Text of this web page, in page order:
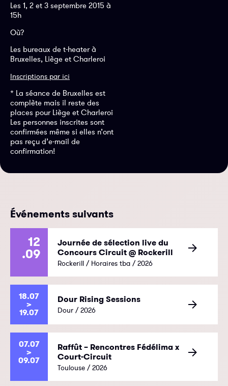
Les 1, 2 et 3 septembre 2015 à
15h
Où?
Les bureaux de t-heater à
Bruxelles, Liège et Charleroi
Inscriptions par ici
* La séance de Bruxelles est
complète mais il reste des
places pour Liège et Charleroi
Les personnes inscrites sont
confirmées même si elles n’ont
pas reçu d’e-mail de
confirmation!
Événements suivants
12
.09
Journée de sélection live du
Concours Circuit @ Rockerill
Rockerill / Horaires tba / 2026
18.07
>
19.07
Dour Rising Sessions
Dour / 2026
07.07
>
09.07
Raffût – Rencontres Fédélima x
Court-Circuit
Toulouse / 2026